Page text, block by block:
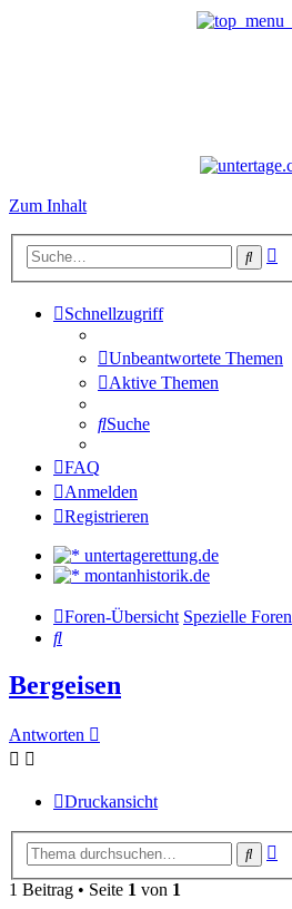
Zum Inhalt
Suche
Schnellzugriff
Unbeantwortete Themen
Aktive Themen
Suche
FAQ
Anmelden
Registrieren
untertagerettung.de
montanhistorik.de
Foren-Übersicht Spezielle Foren
Suche
Bergeisen
Antworten
Druckansicht
Suche
1 Beitrag • Seite 1 von 1